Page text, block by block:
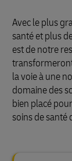
Avec le plus
santé et plus
est de notre
la voie à une
domaine des
bien placé
soins de santé